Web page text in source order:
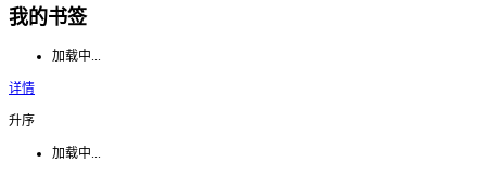
我的书签
加载中...
详情
升序
加载中...